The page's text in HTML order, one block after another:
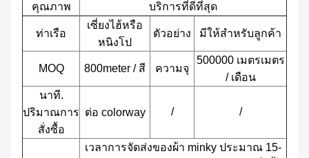
คุณภาพ
บริการที่ดีที่สุด
ท่าเรือ
เซี่ยงไฮ้หรือ
หนิงโป
ตัวอย่าง มีให้สำหรับลูกค้า
MOQ 800meter / สี ความจุ
500000 เมตรเมตร
/ เดือน
นาที.
ปริมาณการ
สั่งซื้อ
ต่อ colorway / /
เวลาการจัดส่งของผ้า minky ประมาณ 15-